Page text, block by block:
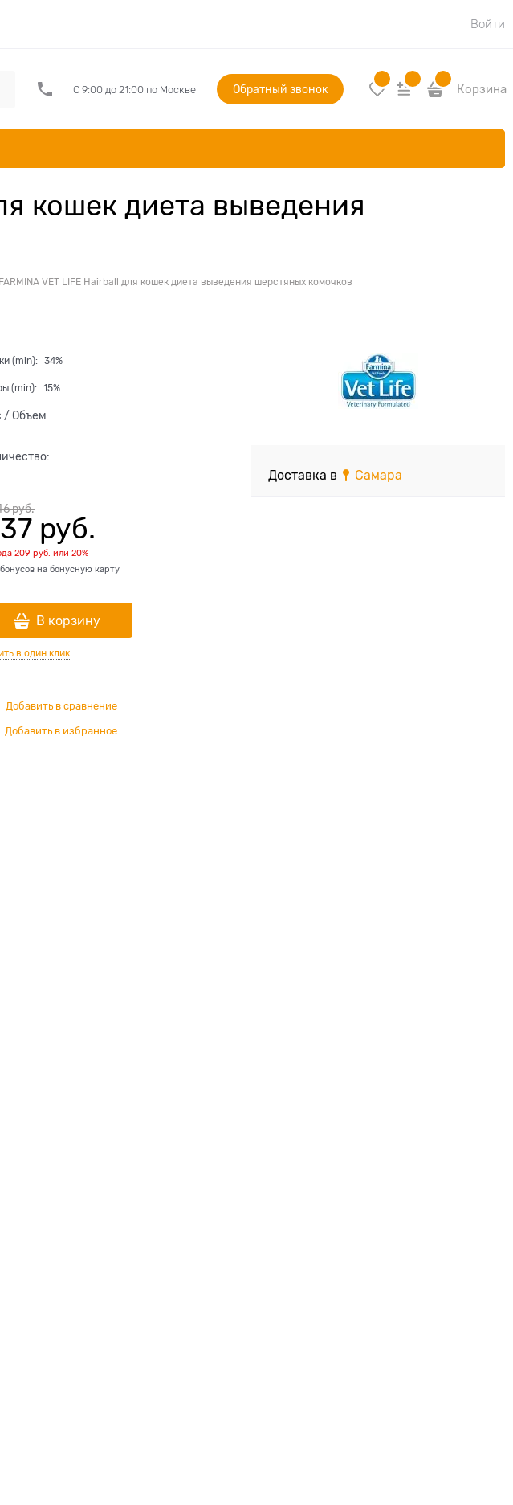
Войти
С 9:00 до 21:00 по Москве Обратный звонок Корзина
кошек диета выведения
VET LIFE Hairball для кошек диета выведения шерстяных комочков
(min): 34%
(min): 15%
/ Объем
руб.
руб.
209 руб. или 20%
на бонусную карту
В корзину
в один клик
Добавить в сравнение
Добавить в избранное
Доставка в Самара